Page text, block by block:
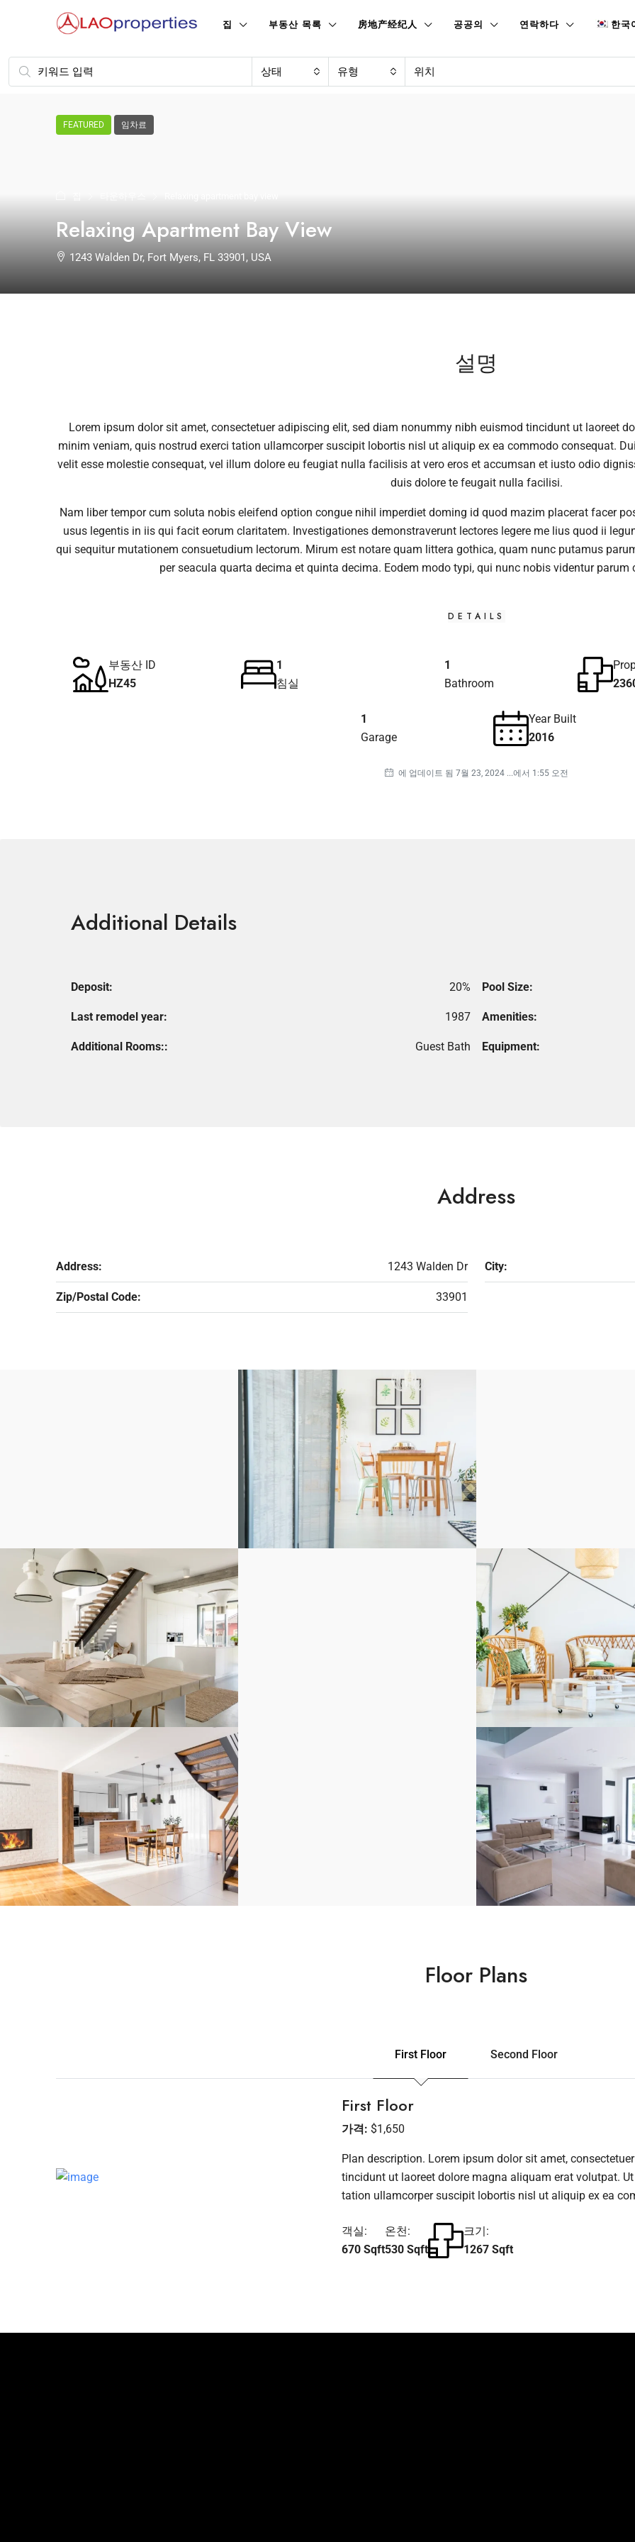
집 부동산 목록 房地产经纪人 공공의 연락하다 한국
상태 유형
FEATURED 임차료
Relaxing Apartment Bay View
1243 Walden Dr, Fort Myers, FL 33901, USA
설명
Lorem ipsum dolor sit amet, consectetuer adipiscing elit, sed diam nonummy nibh euismod tincidunt ut laoreet
minim veniam, quis nostrud exerci tation ullamcorper suscipit lobortis nisl ut aliquip ex ea commodo consequat.
velit esse molestie consequat, vel illum dolore eu feugiat nulla facilisis at vero eros et accumsan et iusto odio
duis dolore te feugait nulla facilisi.
Nam liber tempor cum soluta nobis eleifend option congue nihil imperdiet doming id quod mazim placerat facer
usus legentis in iis qui facit eorum claritatem. Investigationes demonstraverunt lectores legere me lius quod ii
qui sequitur mutationem consuetudium lectorum. Mirum est notare quam littera gothica, quam nunc putamus
per seacula quarta decima et quinta decima. Eodem modo typi, qui nunc nobis videntur
DETAILS
부동산 ID
HZ45
1
침실
1
Bathroom
1
Garage
Year Built
2016
에 업데이트 됨 7월 23, 2024 ...에서 1:55 오전
Additional Details
Deposit: 20% Pool Size:
Last remodel year: 1987 Amenities:
Additional Rooms:: Guest Bath Equipment:
Address
Address: 1243 Walden Dr City:
Zip/Postal Code: 33901
Floor Plans
First Floor Second Floor
First Floor
가격: $1,650
Plan description. Lorem ipsum dolor sit amet,
tincidunt ut laoreet dolore magna aliquam erat volutpat.
tation ullamcorper suscipit lobortis nisl ut aliquip ex ea
객실:
670 Sqft
온천:
530 Sqft
크기:
1267 Sqft